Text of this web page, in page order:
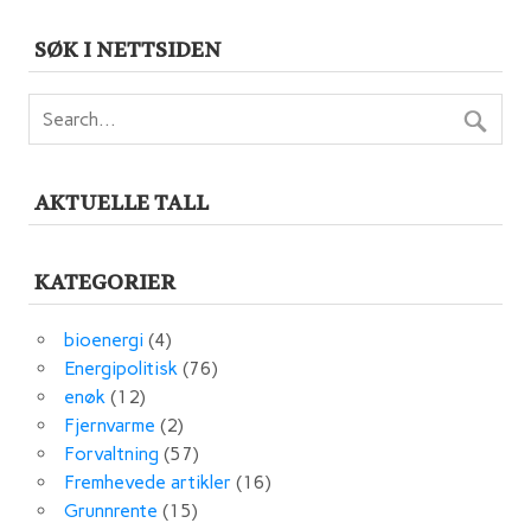
SØK I NETTSIDEN
AKTUELLE TALL
KATEGORIER
bioenergi (4)
Energipolitisk (76)
enøk (12)
Fjernvarme (2)
Forvaltning (57)
Fremhevede artikler (16)
Grunnrente (15)